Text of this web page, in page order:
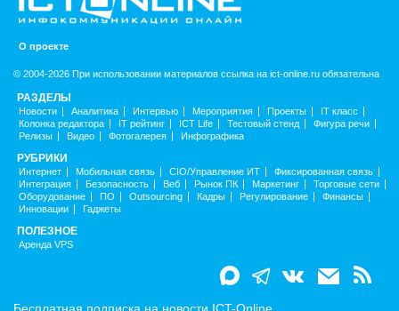
О проекте
© 2004-2026 При использовании материалов ссылка на ict-online.ru обязательна
РАЗДЕЛЫ
Новости Аналитика Интервью Мероприятия Проекты
IT класс
Колонка редактора
IT рейтинг ICT Life Тестовый стенд
Фигура речи
Релизы
Видео Фотогалерея Инфографика
РУБРИКИ
Интернет Мобильная связь CIO/Управление ИТ
Фиксированная связь
Интеграция
Безопасность Веб Рынок ПК Маркетинг
Торговые сети
Оборудование
ПО Outsourcing Кадры Регулирование
Финансы
Инновации
Гаджеты
ПОЛЕЗНОЕ
Аренда VPS
Бесплатная подписка на новости ICT-Online